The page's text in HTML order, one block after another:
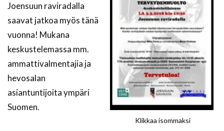
Klikkaa isommaksi
Joensuun raviradalla
saavat jatkoa myös tänä
vuonna! Mukana
keskustelemassa mm.
ammattivalmentajia ja
hevosalan
asiantuntijoita ympäri
Suomen.